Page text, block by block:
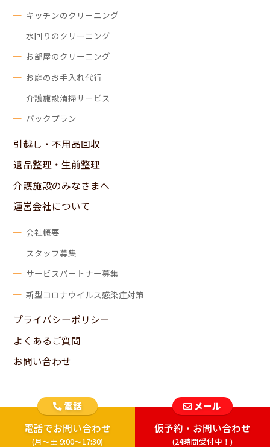
電話
電話でお問い合わせ
(月～土 9:00～17:30)
メール
仮予約・お問い合わせ
(24時間受付中！)
キッチンのクリーニング
水回りのクリーニング
お部屋のクリーニング
お庭のお手入れ代行
介護施設清掃サービス
パックプラン
引越し・不用品回収
遺品整理・生前整理
介護施設のみなさまへ
運営会社について
会社概要
スタッフ募集
サービスパートナー募集
新型コロナウイルス感染症対策
プライバシーポリシー
よくあるご質問
お問い合わせ
© 2017-2026 KAJIDOKORO ALL Rights Reserved.